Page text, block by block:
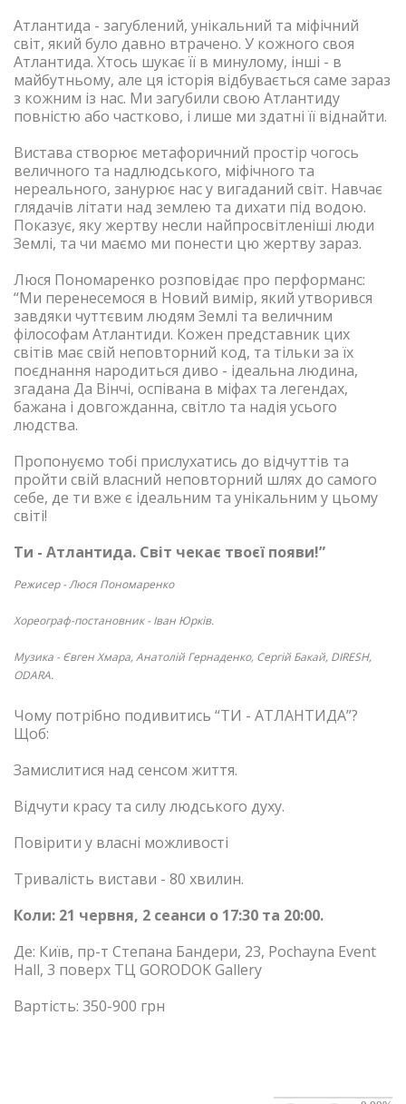
Атлантида - загублений, унікальний та міфічний
світ, який було давно втрачено. У кожного своя
Атлантида. Хтось шукає її в минулому, інші - в
майбутньому, але ця історія відбувається саме зараз
з кожним із нас. Ми загубили свою Атлантиду
повністю або частково, і лише ми здатні її віднайти.
Вистава створює метафоричний простір чогось
величного та надлюдського, міфічного та
нереального, занурює нас у вигаданий світ. Навчає
глядачів літати над землею та дихати під водою.
Показує, яку жертву несли найпросвітленіші люди
Землі, та чи маємо ми понести цю жертву зараз.
Люся Пономаренко розповідає про перформанс:
“Ми перенесемося в Новий вимір, який утворився
завдяки чуттєвим людям Землі та величним
філософам Атлантиди. Кожен представник цих
світів має свій неповторний код, та тільки за їх
поєднання народиться диво - ідеальна людина,
згадана Да Вінчі, оспівана в міфах та легендах,
бажана і довгожданна, світло та надія усього
людства.
Пропонуємо тобі прислухатись до відчуттів та
пройти свій власний неповторний шлях до самого
себе, де ти вже є ідеальним та унікальним у цьому
світі!
Ти - Атлантида. Світ чекає твоєї появи!”
Режисер - Люся Пономаренко
Хореограф-постановник - Іван Юрків.
Музика - Євген Хмара, Анатолій Гернаденко, Сергій Бакай, DIRESH,
ODARA.
Чому потрібно подивитись “ТИ - АТЛАНТИДА”?
Щоб:
Замислитися над сенсом життя.
Відчути красу та силу людського духу.
Повірити у власні можливості
Тривалість вистави - 80 хвилин.
Коли: 21 червня, 2 сеанси о 17:30 та 20:00.
Де: Київ, пр-т Степана Бандери, 23, Pochayna Event
Hall, 3 поверх ТЦ GORODOK Gallery
Вартість: 350-900 грн